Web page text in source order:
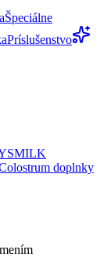
Špeciálne
Príslušenstvo
doplnky